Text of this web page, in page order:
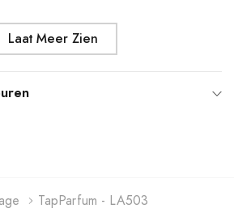
Laat Meer Zien
TapParfum - LA503